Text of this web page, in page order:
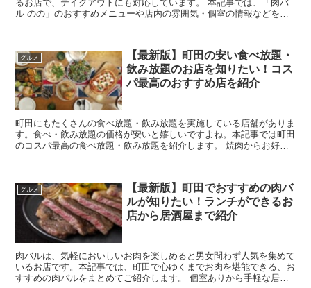
るお店で、テイクアウトにも対応しています。 本記事では、「肉バ
ル のの」のおすすめメニューや店内の雰囲気・個室の情報などをま
グルメ
【最新版】町田の安い食べ放題・
飲み放題のお店を知りたい！コス
パ最高のおすすめ店を紹介
町田にもたくさんの食べ放題・飲み放題を実施している店舗がありま
す。食べ・飲み放題の価格が安いと嬉しいですよね。本記事では町田
のコスパ最高の食べ放題・飲み放題を紹介します。 焼肉からお好み
グルメ
【最新版】町田でおすすめの肉バ
ルが知りたい！ランチができるお
店から居酒屋まで紹介
肉バルは、気軽においしいお肉を楽しめると男女問わず人気を集めて
いるお店です。本記事では、町田で心ゆくまでお肉を堪能できる、お
すすめの肉バルをまとめてご紹介します。 個室ありから手軽な居酒